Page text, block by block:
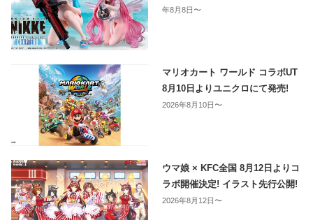
年8月8日〜
マリオカート ワールド コラボUT
8月10日よりユニクロにて発売!
2026年8月10日〜
ウマ娘 × KFC全国 8月12日よりコ
ラボ開催決定! イラスト先行公開!
2026年8月12日〜